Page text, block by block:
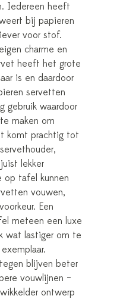
Iedereen heeft
bij papieren
voor stof.
charme en
heeft het grote
is en daardoor
servetten
gebruik waardoor
maken om
komt prachtig tot
lekker
op tafel kunnen
vouwen,
Een
meteen een luxe
wat lastiger om te
blijven beter
vouwlijnen –
ontwerp